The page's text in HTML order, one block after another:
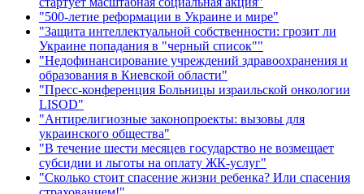
"500-летие реформации в Украине и мире"
"Защита интеллектуальной собственности: грозит ли
Украине попадания в "черный список""
"Недофинансирование учреждений здравоохранения и
образования в Киевской области"
"Пресс-конференция Больницы израильской онкологии
LISOD"
"Антирелигиозные законопроекты: вызовы для
украинского общества"
"В течение шести месяцев государство не возмещает
субсидии и льготы на оплату ЖК-услуг"
"Сколько стоит спасение жизни ребенка? Или спасения